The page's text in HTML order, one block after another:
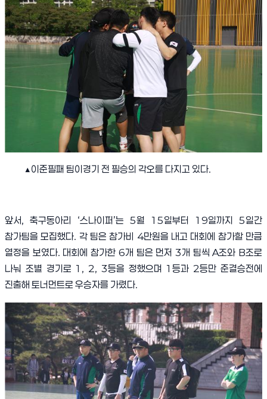
▲이준필패 팀이 경기 전 필승의 각오를 다지고 있다.
앞서, 축구동아리 ‘스나이퍼 ’는 5월 15일부터 19일까지 5일간
참가팀을 모집했다. 각 팀은 참가비 4만원을 내고 대회에 참가할 만큼
열정을 보였다. 대회에 참가한 6개 팀은 먼저 3개 팀씩A조와 B조로
나눠 조별 경기로 1, 2, 3등을 정했으며 1등과2등만 준결승전에
진출해 토너먼트로 우승자를 가렸다.